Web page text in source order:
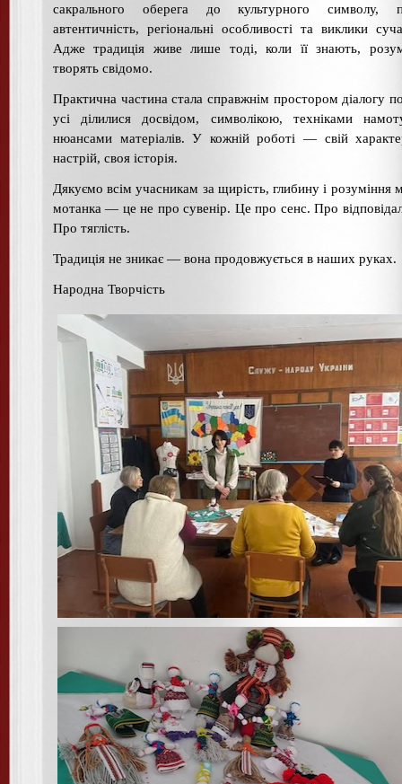
сакрального оберега до культурного символу,
автентичність, регіональні особливості та виклики
Адже традиція живе лише тоді, коли її знають,
творять свідомо.
Практична частина стала справжнім простором діалогу
усі ділилися досвідом, символікою, техніками
нюансами матеріалів. У кожній роботі — свій
настрій, своя історія.
Дякуємо всім учасникам за щирість, глибину і розуміння
мотанка — це не про сувенір. Це про сенс. Про
Про тяглість.
Традиція не зникає — вона продовжується в наших руках.
Народна Творчість